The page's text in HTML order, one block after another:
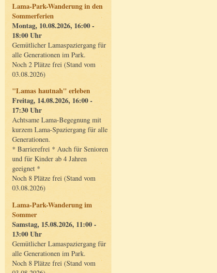
Lama-Park-Wanderung in den
Sommerferien
Montag, 10.08.2026, 16:00 -
18:00 Uhr
Gemütlicher Lamaspaziergang für
alle Generationen im Park.
Noch 2 Plätze frei (Stand vom
03.08.2026)
"Lamas hautnah" erleben
Freitag, 14.08.2026, 16:00 -
17:30 Uhr
Achtsame Lama-Begegnung mit
kurzem Lama-Spaziergang für alle
Generationen.
* Barrierefrei * Auch für Senioren
und für Kinder ab 4 Jahren
geeignet *
Noch 8 Plätze frei (Stand vom
03.08.2026)
Lama-Park-Wanderung im
Sommer
Samstag, 15.08.2026, 11:00 -
13:00 Uhr
Gemütlicher Lamaspaziergang für
alle Generationen im Park.
Noch 8 Plätze frei (Stand vom